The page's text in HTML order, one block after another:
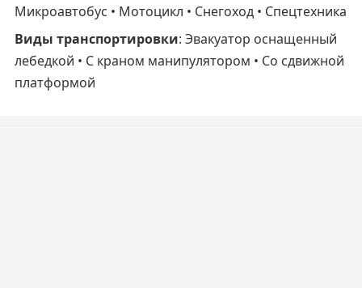
Микроавтобус • Мотоцикл • Снегоход • Спецтехника
Виды транспортировки: Эвакуатор оснащенный
лебедкой • С краном манипулятором • Cо сдвижной
платформой